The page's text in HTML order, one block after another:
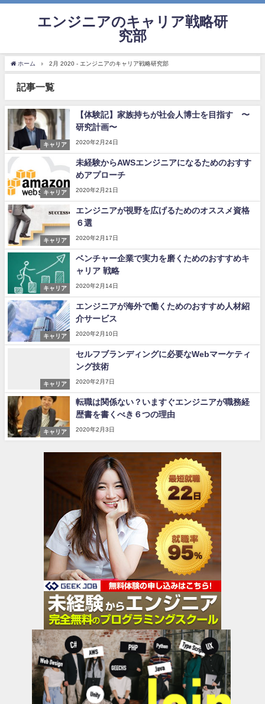
エンジニアのキャリア戦略研
究部
ホーム 2月 2020 - エンジニアのキャリア戦略研究部
記事一覧
キャリア
【体験記】家族持ちが社会人博士を目指す 〜
研究計画〜
2020年2月24日
キャリア
未経験からAWSエンジニアになるためのおすす
めアプローチ
2020年2月21日
キャリア
エンジニアが視野を広げるためのオススメ資格
６選
2020年2月17日
キャリア
ベンチャー企業で実力を磨くためのおすすめキ
ャリア 戦略
2020年2月14日
キャリア
エンジニアが海外で働くためのおすすめ人材紹
介サービス
2020年2月10日
キャリア
セルフブランディングに必要なWebマーケティ
ング技術
2020年2月7日
キャリア
転職は関係ない？いますぐエンジニアが職務経
歴書を書くべき６つの理由
2020年2月3日